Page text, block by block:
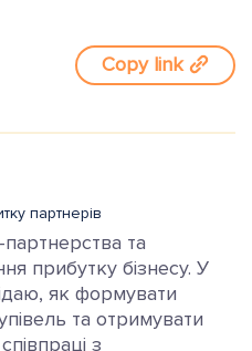
Copy link
партнерів
та
прибутку бізнесу. У
як формувати
та отримувати
з